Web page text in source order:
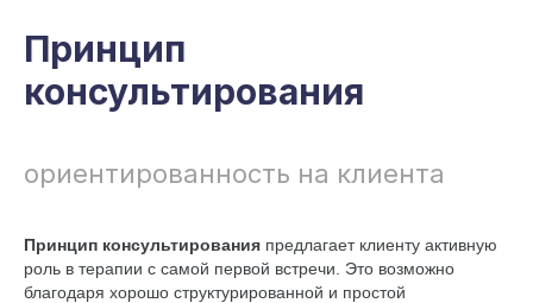
Принцип
консультирования
ориентированность на клиента
Принцип консультирования предлагает клиенту активную
роль в терапии с самой первой встречи. Это возможно
благодаря хорошо структурированной и простой